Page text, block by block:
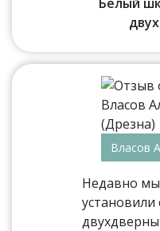
Власов
Недавно мы
установили